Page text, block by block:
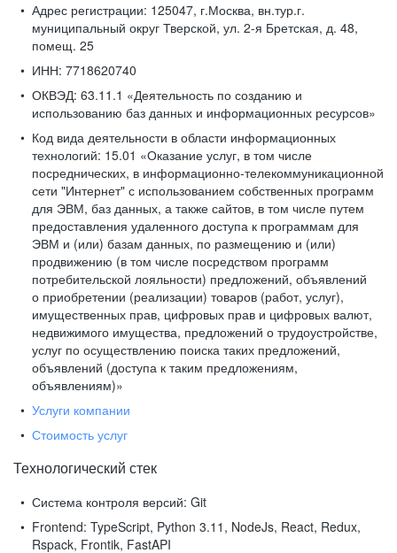
Адрес регистрации: 125047, г.Москва, вн.тур.г.
муниципальный округ Тверской, ул. 2-я Бретская, д. 48,
помещ. 25
ИНН: 7718620740
ОКВЭД: 63.11.1 «Деятельность по созданию и
использованию баз данных и информационных ресурсов»
Код вида деятельности в области информационных
технологий: 15.01 «Оказание услуг, в том числе
посреднических, в информационно-телекоммуникационной
сети "Интернет" с использованием собственных программ
для ЭВМ, баз данных, а также сайтов, в том числе путем
предоставления удаленного доступа к программам для
ЭВМ и (или) базам данных, по размещению и (или)
продвижению (в том числе посредством программ
потребительской лояльности) предложений, объявлений
о приобретении (реализации) товаров (работ, услуг),
имущественных прав, цифровых прав и цифровых валют,
недвижимого имущества, предложений о трудоустройстве,
услуг по осуществлению поиска таких предложений,
объявлений (доступа к таким предложениям,
объявлениям)»
Услуги компании
Стоимость услуг
Технологический стек
Система контроля версий: Git
Frontend: TypeScript, Python 3.11, NodeJs, React, Redux,
Rspack, Frontik, FastAPI